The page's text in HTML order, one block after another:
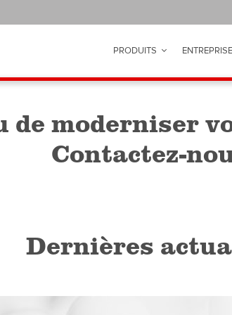
PRODUITS ENTREPRISE
de moderniser
Contactez-
Dernières